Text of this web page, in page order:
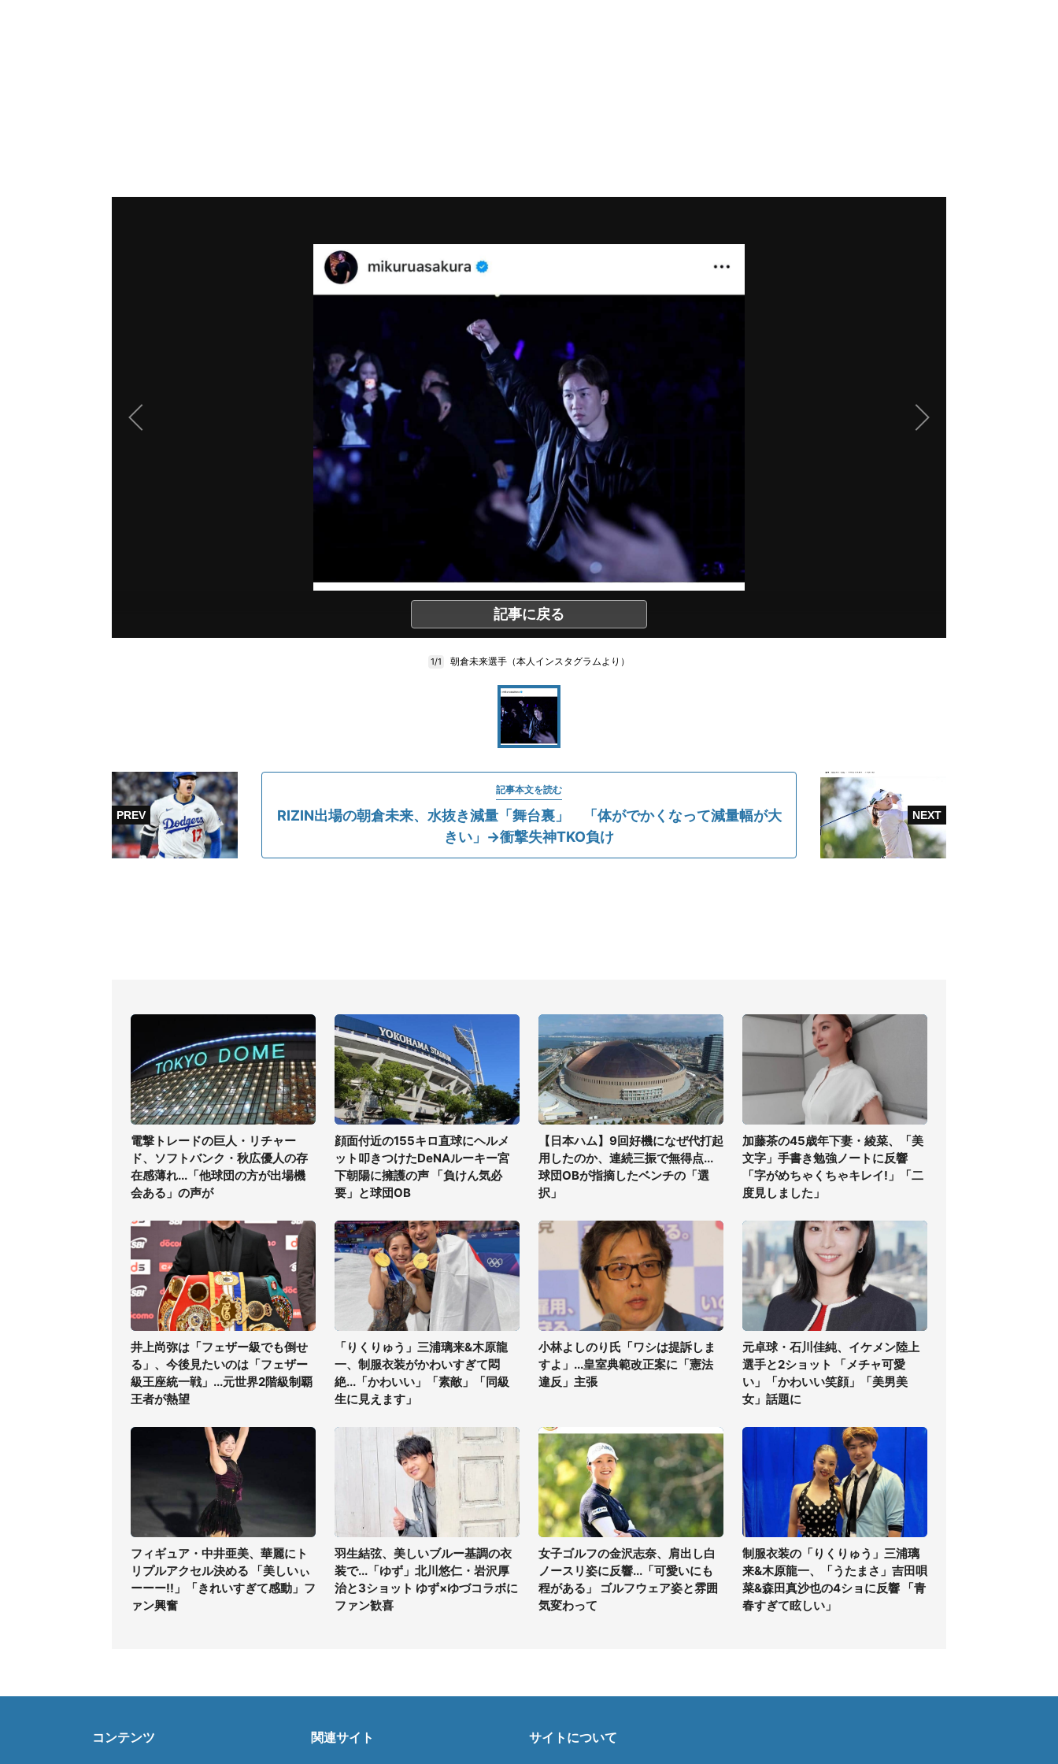
記事に戻る
1/1 朝倉未来選手（本人インスタグラムより）
記事本文を読む
RIZIN出場の朝倉未来、水抜き減量「舞台裏」 「体がでかくなって減量幅が大
きい」→衝撃失神TKO負け
電撃トレードの巨人・リチャー
ド、ソフトバンク・秋広優人の存
在感薄れ...「他球団の方が出場機
会ある」の声が
顔面付近の155キロ直球にヘルメ
ット叩きつけたDeNAルーキー宮
下朝陽に擁護の声 「負けん気必
要」と球団OB
【日本ハム】9回好機になぜ代打起
用したのか、連続三振で無得点...
球団OBが指摘したベンチの「選
択」
加藤茶の45歳年下妻・綾菜、「美
文字」手書き勉強ノートに反響
「字がめちゃくちゃキレイ!」「二
度見しました」
井上尚弥は「フェザー級でも倒せ
る」、今後見たいのは「フェザー
級王座統一戦」...元世界2階級制覇
王者が熱望
「りくりゅう」三浦璃来&木原龍
一、制服衣装がかわいすぎて悶
絶...「かわいい」「素敵」「同級
生に見えます」
小林よしのり氏「ワシは提訴しま
すよ」...皇室典範改正案に「憲法
違反」主張
元卓球・石川佳純、イケメン陸上
選手と2ショット 「メチャ可愛
い」「かわいい笑顔」「美男美
女」話題に
フィギュア・中井亜美、華麗にト
リプルアクセル決める 「美しいぃ
ーーー!!」「きれいすぎて感動」フ
ァン興奮
羽生結弦、美しいブルー基調の衣
装で...「ゆず」北川悠仁・岩沢厚
治と3ショット ゆず×ゆづコラボに
ファン歓喜
女子ゴルフの金沢志奈、肩出し白
ノースリ姿に反響...「可愛いにも
程がある」 ゴルフウェア姿と雰囲
気変わって
制服衣装の「りくりゅう」三浦璃
来&木原龍一、「うたまさ」吉田唄
菜&森田真沙也の4ショに反響 「青
春すぎて眩しい」
コンテンツ 関連サイト サイトについて